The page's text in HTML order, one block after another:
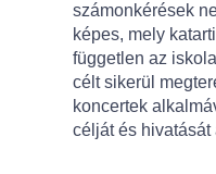
számonkérések
képes, mely
független az
célt sikerül
koncertek
célját és hivatását